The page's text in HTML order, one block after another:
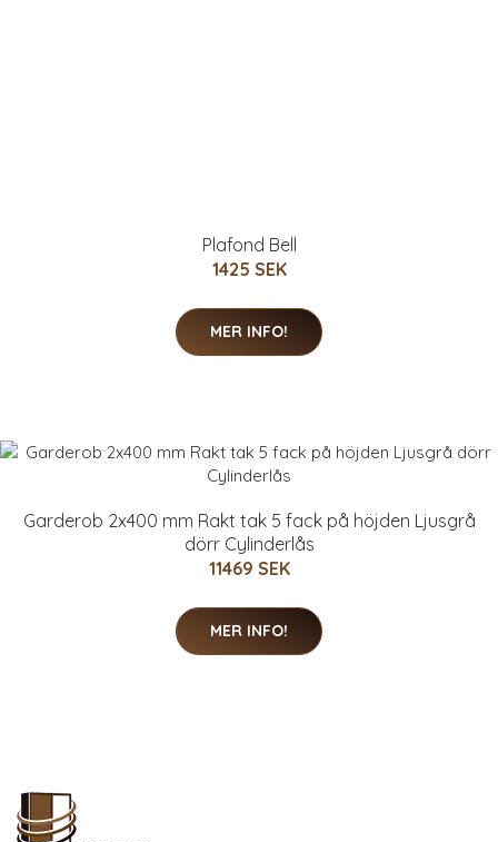
Plafond Bell
1425 SEK
MER INFO!
Garderob 2x400 mm Rakt tak 5 fack på höjden Ljusgrå
dörr Cylinderlås
11469 SEK
MER INFO!